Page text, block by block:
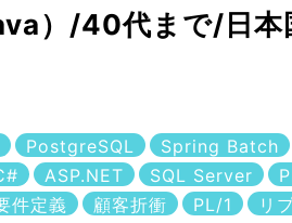
）/40代まで/日本
PostgreSQL
Spring Batch
ASP.NET SQL Server
件定義 顧客折衝 PL/1
リ